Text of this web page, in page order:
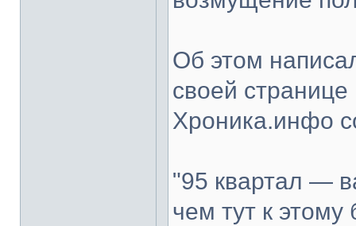
Об этом
своей
Хроника.инфо
"95 квартал —
чем тут к